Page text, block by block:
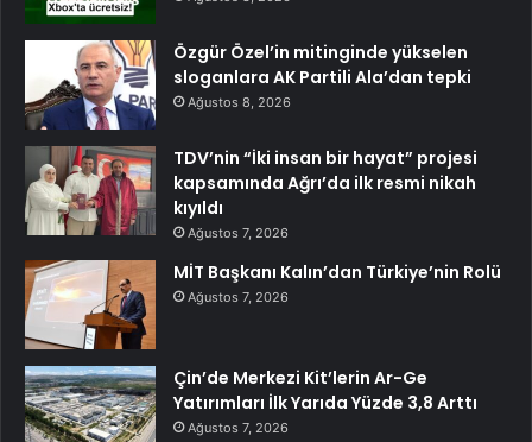
Özgür Özel’in mitinginde yükselen
sloganlara AK Partili Ala’dan tepki
Ağustos 8, 2026
TDV’nin “İki insan bir hayat” projesi
kapsamında Ağrı’da ilk resmi nikah
kıyıldı
Ağustos 7, 2026
MİT Başkanı Kalın’dan Türkiye’nin Rolü
Ağustos 7, 2026
Çin’de Merkezi Kit’lerin Ar-Ge
Yatırımları İlk Yarıda Yüzde 3,8 Arttı
Ağustos 7, 2026